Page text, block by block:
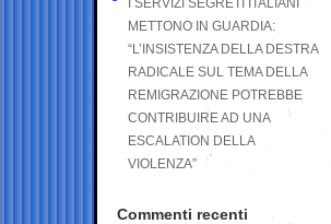
I SERVIZI SEGRETI ITALIANI
METTONO IN GUARDIA:
“L’INSISTENZA DELLA DESTRA
RADICALE SUL TEMA DELLA
REMIGRAZIONE POTREBBE
CONTRIBUIRE AD UNA
ESCALATION DELLA
VIOLENZA”
Commenti recenti